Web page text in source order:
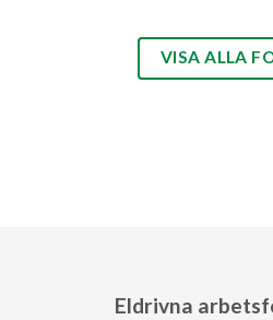
VISA ALLA
Eldrivna